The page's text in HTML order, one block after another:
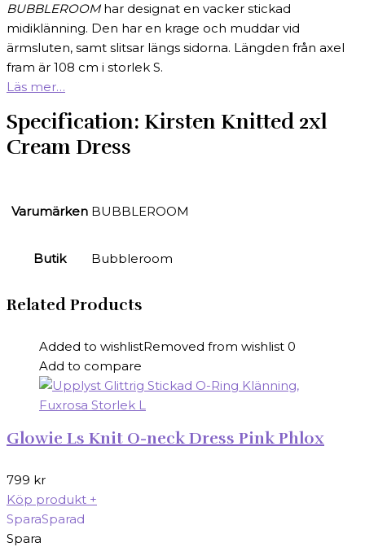
BUBBLEROOMhar designat en vacker stickad
midiklänning. Den har en krage och muddar vid
ärmsluten, samt slitsar längs sidorna. Längden från axel
fram är 108 cm i storlek S.
Läs mer…
Specification: Kirsten Knitted 2xl
Cream Dress
Varumärken BUBBLEROOM
Butik Bubbleroom
Related Products
Added to wishlistRemoved from wishlist 0
Add to compare
Glowie Ls Knit O-neck Dress Pink Phlox
799 kr
Köp produkt +
SparaSparad
Spara